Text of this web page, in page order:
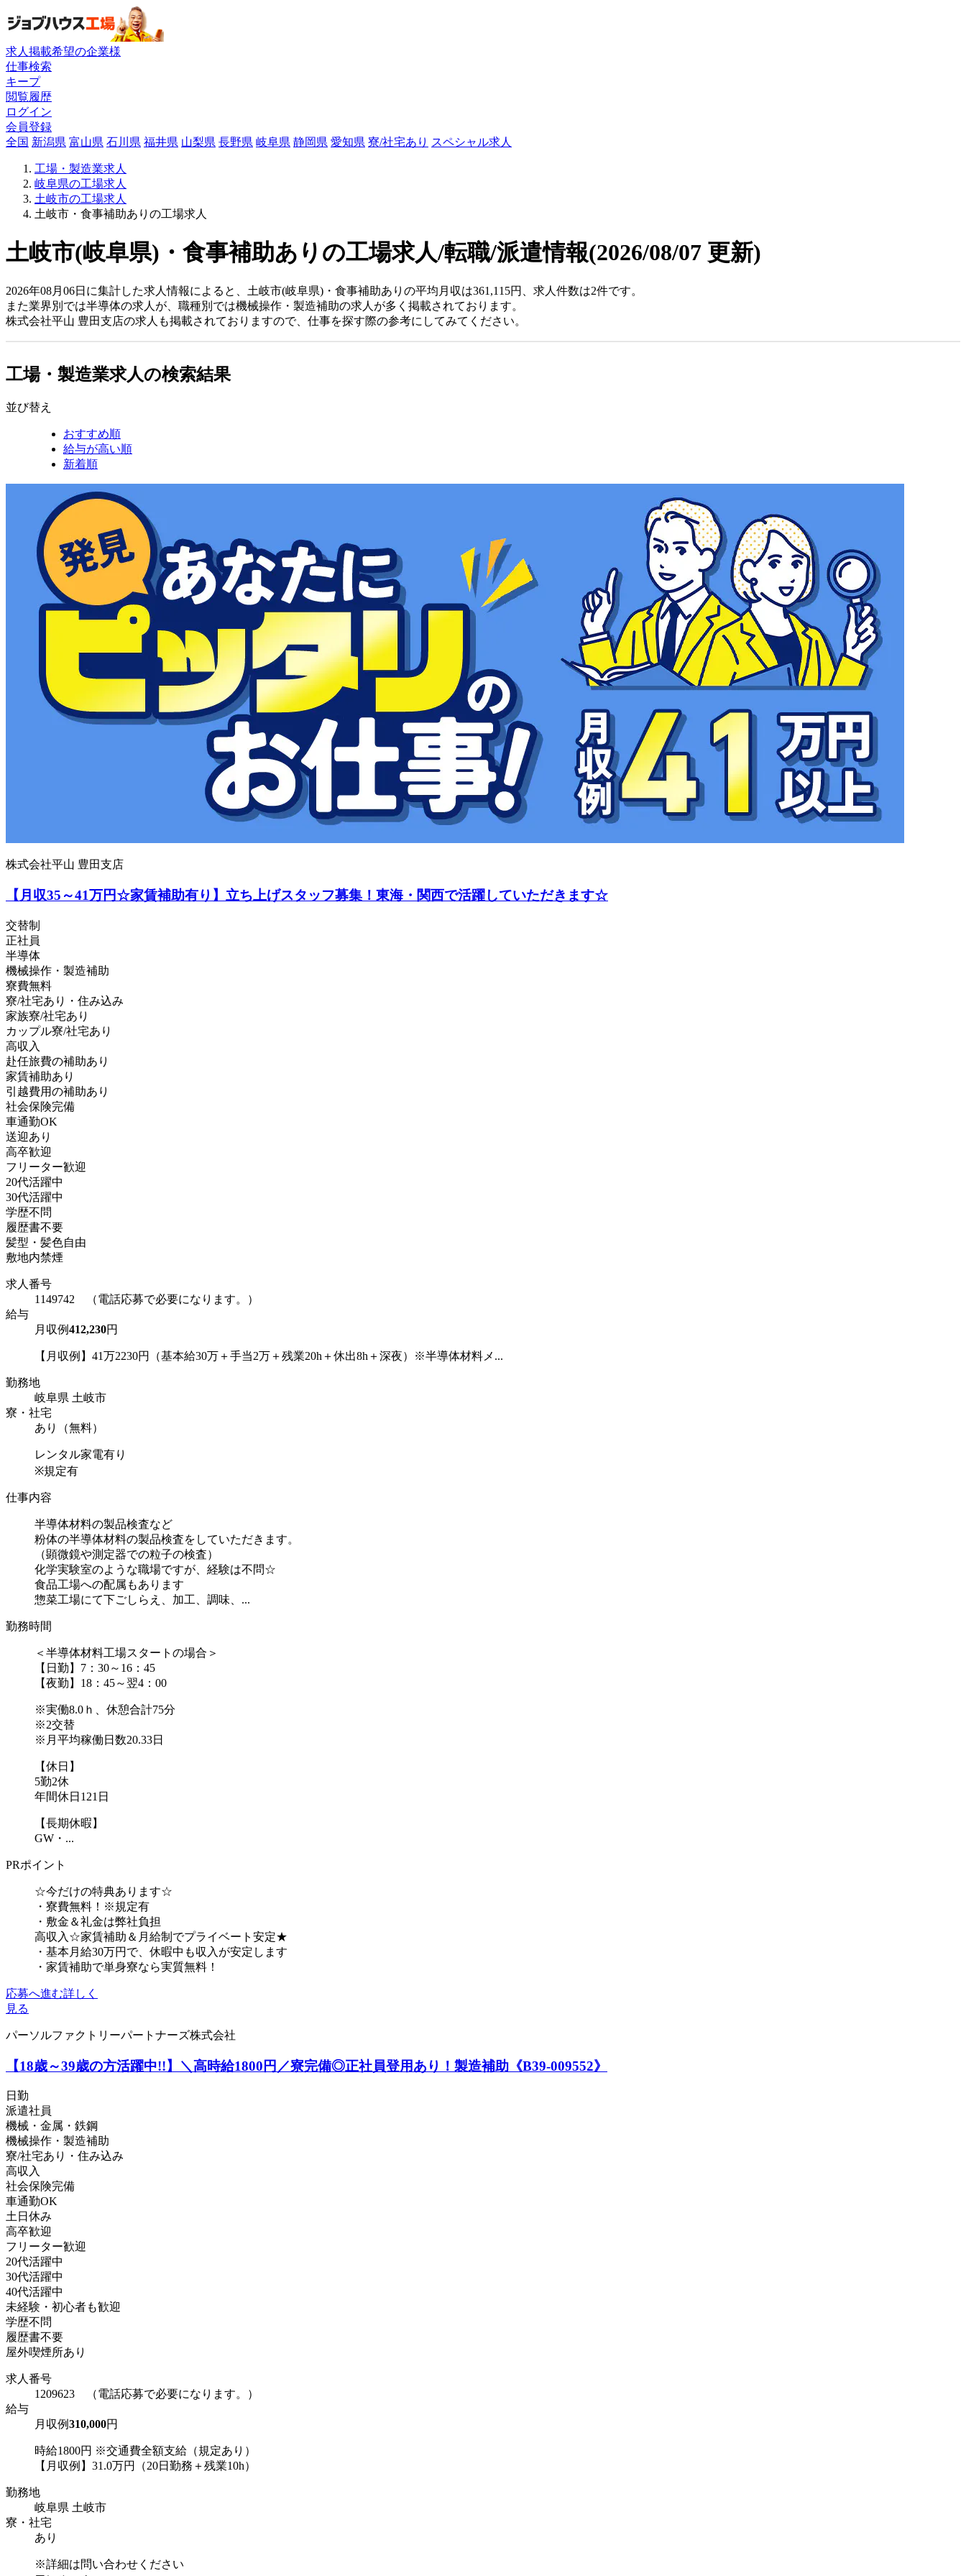
求人掲載希望の企業様
仕事検索
キープ
閲覧履歴
ログイン
会員登録
全国 新潟県 富山県 石川県 福井県 山梨県 長野県 岐阜県 静岡県 愛知県 寮/社宅あり スペシャル求人
工場・製造業求人
岐阜県の工場求人
土岐市の工場求人
土岐市・食事補助ありの工場求人
土岐市(岐阜県)・食事補助ありの工場求人/転職/派遣情報(2026/08/07 更新)
2026年08月06日に集計した求人情報によると、土岐市(岐阜県)・食事補助ありの平均月収は361,115円、求人件数は2件です。
また業界別では半導体の求人が、職種別では機械操作・製造補助の求人が多く掲載されております。
株式会社平山 豊田支店の求人も掲載されておりますので、仕事を探す際の参考にしてみてください。
工場・製造業求人の検索結果
並び替え
おすすめ順
給与が高い順
新着順
株式会社平山 豊田支店
【月収35～41万円☆家賃補助有り】立ち上げスタッフ募集！東海・関西で活躍していただきます☆
交替制
正社員
半導体
機械操作・製造補助
寮費無料
寮/社宅あり・住み込み
家族寮/社宅あり
カップル寮/社宅あり
高収入
赴任旅費の補助あり
家賃補助あり
引越費用の補助あり
社会保険完備
車通勤OK
送迎あり
高卒歓迎
フリーター歓迎
20代活躍中
30代活躍中
学歴不問
履歴書不要
髪型・髪色自由
敷地内禁煙
求人番号
1149742 （電話応募で必要になります。）
給与
月収例412,230円
【月収例】41万2230円（基本給30万＋手当2万＋残業20h＋休出8h＋深夜）※半導体材料メ...
勤務地
岐阜県 土岐市
寮・社宅
あり（無料）
レンタル家電有り
※規定有
仕事内容
半導体材料の製品検査など
粉体の半導体材料の製品検査をしていただきます。
（顕微鏡や測定器での粒子の検査）
化学実験室のような職場ですが、経験は不問☆
食品工場への配属もあります
惣菜工場にて下ごしらえ、加工、調味、...
勤務時間
＜半導体材料工場スタートの場合＞
【日勤】7：30～16：45
【夜勤】18：45～翌4：00
※実働8.0ｈ、休憩合計75分
※2交替
※月平均稼働日数20.33日
【休日】
5勤2休
年間休日121日
【長期休暇】
GW・...
PRポイント
☆今だけの特典あります☆
・寮費無料！※規定有
・敷金＆礼金は弊社負担
高収入☆家賃補助＆月給制でプライベート安定★
・基本月給30万円で、休暇中も収入が安定します
・家賃補助で単身寮なら実質無料！
応募へ進む詳しく
見る
パーソルファクトリーパートナーズ株式会社
【18歳～39歳の方活躍中!!】＼高時給1800円／寮完備◎正社員登用あり！製造補助《B39-009552》
日勤
派遣社員
機械・金属・鉄鋼
機械操作・製造補助
寮/社宅あり・住み込み
高収入
社会保険完備
車通勤OK
土日休み
高卒歓迎
フリーター歓迎
20代活躍中
30代活躍中
40代活躍中
未経験・初心者も歓迎
学歴不問
履歴書不要
屋外喫煙所あり
求人番号
1209623 （電話応募で必要になります。）
給与
月収例310,000円
時給1800円 ※交通費全額支給（規定あり）
【月収例】31.0万円（20日勤務＋残業10h）
勤務地
岐阜県 土岐市
寮・社宅
あり
※詳細は問い合わせください